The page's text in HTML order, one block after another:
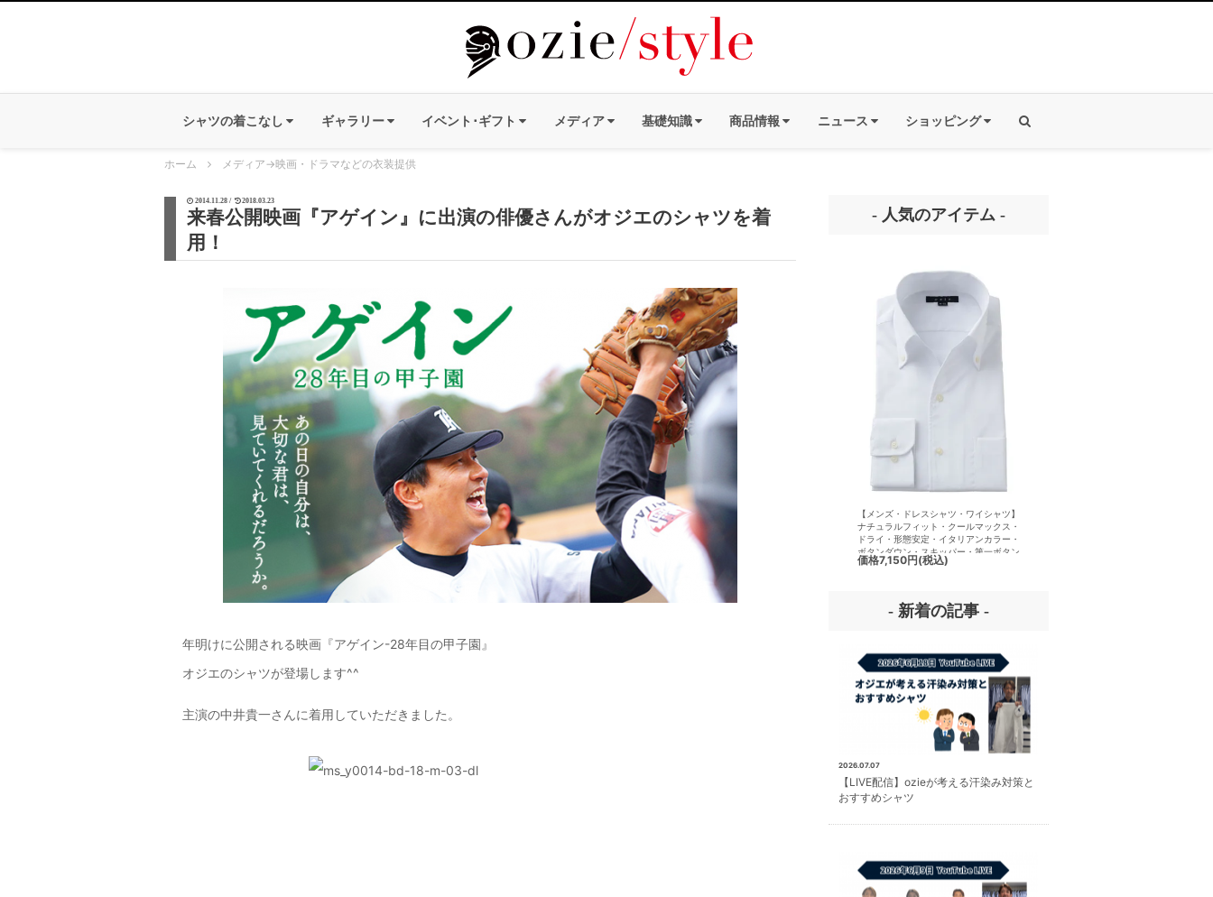
シャツの着こなし ギャラリー イベント･ギフト メディア 基礎知識 商品情報 ニュース ショッピング
ホーム メディア→映画・ドラマなどの衣装提供
2014.11.28 / 2018.03.23
来春公開映画『アゲイン』に出演の俳優さんがオジエのシャツを着
用！
年明けに公開される映画『アゲイン-28年目の甲子園』
オジエのシャツが登場します^^
主演の中井貴一さんに着用していただきました。
- 人気のアイテム -
【メンズ・ドレスシャツ・ワイシャツ】
ナチュラルフィット・ブロード・ダブル
カフス・ホリゾンタルカラー・カッタウ
ェイ・クレリック
(税込)
【メンズ・ドレスシャツ・ワイシャツ】
ナチュラルフィット・クールマックス・
ドライ・形態安定・イタリアンカラー・
ボタンダウン・スキッパー・第一ボタン
無し
価格7,150円(税込)
- 新着の記事 -
2026.07.07
【LIVE配信】ozieが考える汗染み対策と
おすすめシャツ